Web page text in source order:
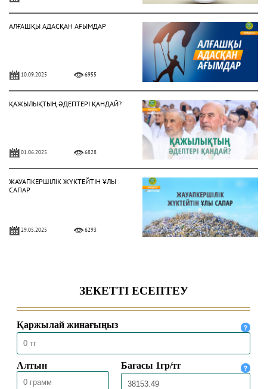
АЛҒАШҚЫ АДАСҚАН АҒЫМДАР
10.09.2025 6955
ҚАЖЫЛЫҚТЫҢ ӘДЕПТЕРІ ҚАНДАЙ?
01.06.2025 6828
ЖАУАПКЕРШІЛІК ЖҮКТЕЙТІН ҰЛЫ
САПАР
29.05.2025 6293
16.04.2025 8714
ЕҢБЕК ЕТУ ӘДЕБІ
24.02.2025